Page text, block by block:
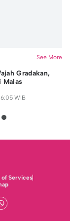
See More
Gradakan,
Malas
WIB
of Services